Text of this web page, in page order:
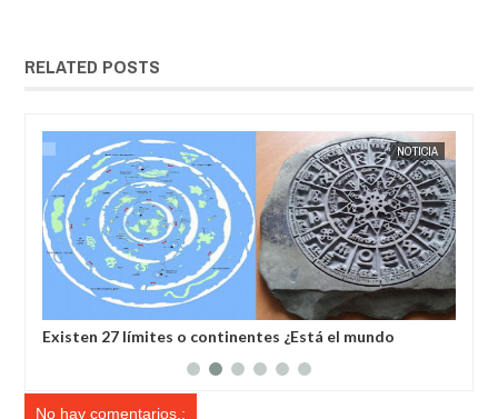
RELATED POSTS
NOTICIA
Existen 27 límites o continentes ¿Está el mundo
EXTRANOTIX MISTERIO
No hay comentarios.: